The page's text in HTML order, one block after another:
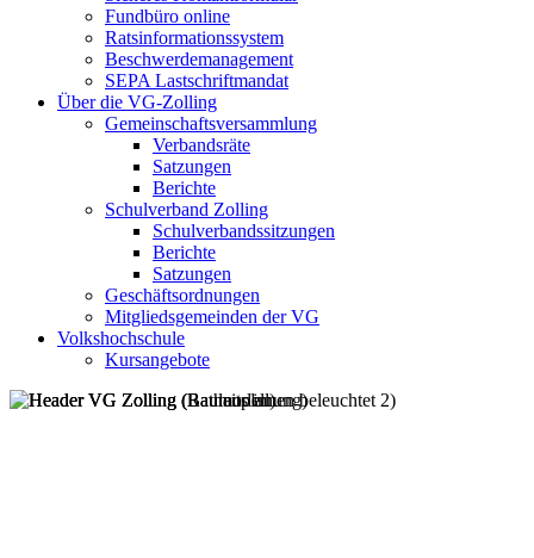
Fundbüro online
Ratsinformationssystem
Beschwerdemanagement
SEPA Lastschriftmandat
Über die VG-Zolling
Gemeinschaftsversammlung
Verbandsräte
Satzungen
Berichte
Schulverband Zolling
Schulverbandssitzungen
Berichte
Satzungen
Geschäftsordnungen
Mitgliedsgemeinden der VG
Volkshochschule
Kursangebote